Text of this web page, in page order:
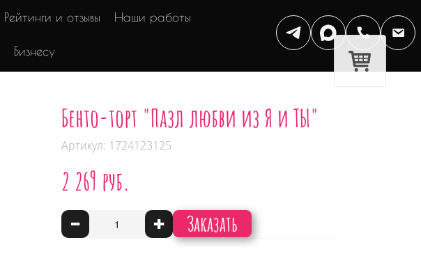
Рейтинги и отзывы Наши работы
Бизнесу
Бенто-торт "Пазл любви из Я и ТЫ"
Артикул: 1724123125
2 269 руб.
Заказать
- +